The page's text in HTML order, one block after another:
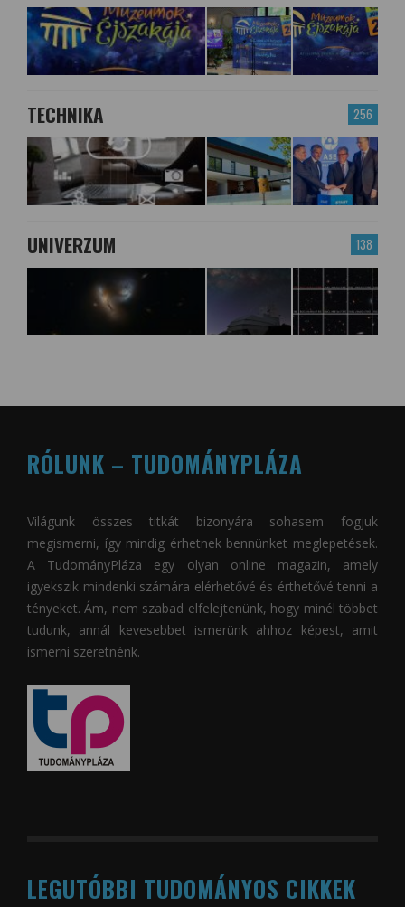
256
TECHNIKA
138
UNIVERZUM
RÓLUNK – TUDOMÁNYPLÁZA
Világunk összes titkát bizonyára sohasem fogjuk
megismerni, így mindig érhetnek bennünket meglepetések.
A TudományPláza egy olyan online magazin, amely
igyekszik mindenki számára elérhetővé és érthetővé tenni a
tényeket. Ám, nem szabad elfelejtenünk, hogy minél többet
tudunk, annál kevesebbet ismerünk ahhoz képest, amit
ismerni szeretnénk.
LEGUTÓBBI TUDOMÁNYOS CIKKEK